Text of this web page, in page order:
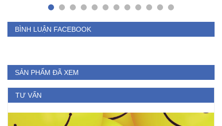
BÌNH LUẬN FACEBOOK
SẢN PHẨM ĐÃ XEM
TƯ VẤN